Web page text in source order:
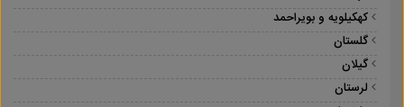
کهکیلویه و بویراحمد
گلستان
گیلان
لرستان